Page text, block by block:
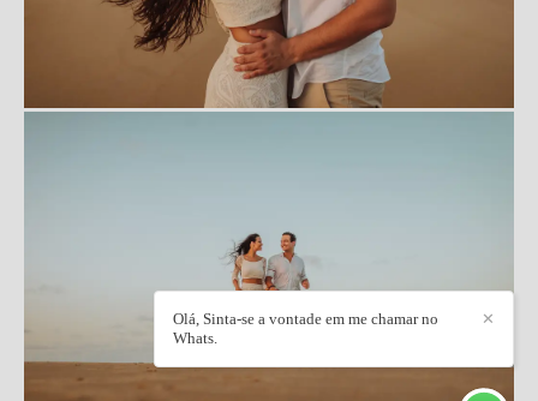
✕
Olá, Sinta-se a vontade em me chamar no
Whats.